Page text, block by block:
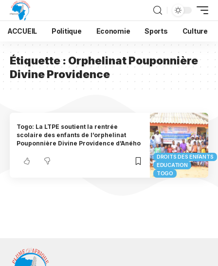
ACCUEIL Politique Economie Sports Culture
Étiquette : Orphelinat Pouponnière
Divine Providence
DROITS DES ENFANTS
EDUCATION
TOGO
Togo: La LTPE soutient la rentrée
scolaire des enfants de l’orphelinat
Pouponnière Divine Providence d’Aného